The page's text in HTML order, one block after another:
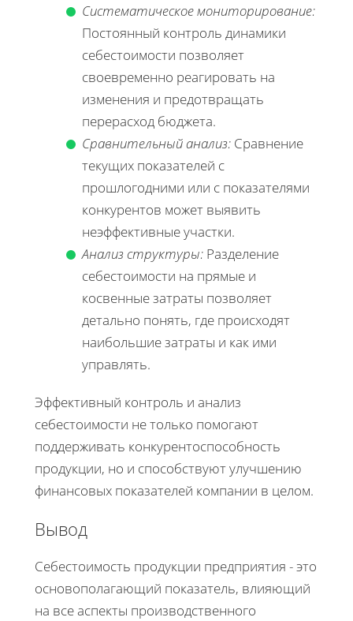
Систематическое мониторирование:
Постоянный контроль динамики
себестоимости позволяет
своевременно реагировать на
изменения и предотвращать
перерасход бюджета.
Сравнительный анализ: Сравнение
текущих показателей с
прошлогодними или с показателями
конкурентов может выявить
неэффективные участки.
Анализ структуры: Разделение
себестоимости на прямые и
косвенные затраты позволяет
детально понять, где происходят
наибольшие затраты и как ими
управлять.
Эффективный контроль и анализ
себестоимости не только помогают
поддерживать конкурентоспособность
продукции, но и способствуют улучшению
финансовых показателей компании в целом.
Вывод
Себестоимость продукции предприятия - это
основополагающий показатель, влияющий
на все аспекты производственного